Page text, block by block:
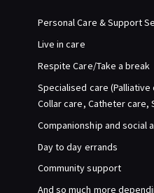
Personal Care & Support
Live in care
Respite Care/Take a break
Specialised care (Palliative
Collar care, Catheter care,
Companionship and social
Day to day errands
Community support
And so much more